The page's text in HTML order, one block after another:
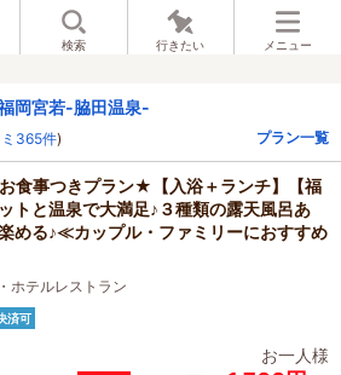
検索 行きたい メニュー
岡宮若-脇田温泉-
365件) プラン一覧
食事つきプラン★【入浴＋ランチ】【福
トと温泉で大満足♪３種類の露天風呂あ
める♪≪カップル・ファミリーにおすすめ
ホテルレストラン
済可
お一人様